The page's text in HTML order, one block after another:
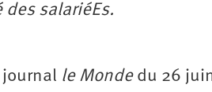
des salariéEs.
le Mondedu 26